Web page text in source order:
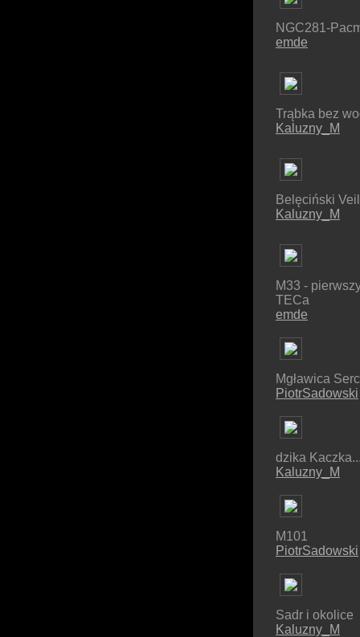
NGC281-
emde
Trąbka bez
Kaluzny_M
Belęciński Veil
Kaluzny_M
M33 -
TECa
emde
Mgławica
PiotrSadowski
dzika
Kaluzny_M
M101
PiotrSadowski
Sadr i okolice
Kaluzny_M